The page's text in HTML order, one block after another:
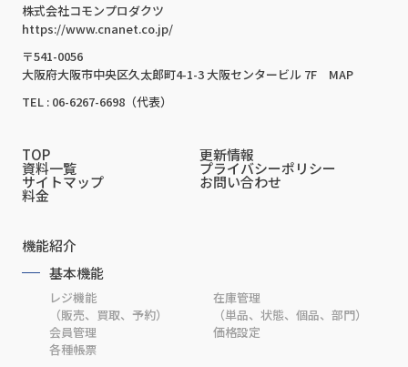
株式会社コモンプロダクツ
https://www.cnanet.co.jp/
〒541-0056
大阪府大阪市中央区久太郎町4-1-3 大阪センタービル 7F
MAP
TEL : 06-6267-6698（代表）
TOP 更新情報
資料一覧 プライバシーポリシー
サイトマップ お問い合わせ
料金
機能紹介
基本機能
レジ機能
（販売、買取、予約）
在庫管理
（単品、状態、個品、部門）
会員管理
価格設定
各種帳票